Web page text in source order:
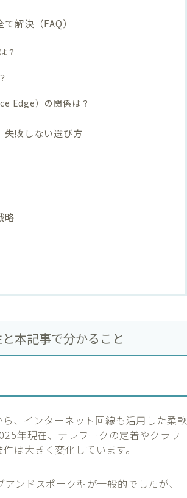
解決（FAQ）
？
Edge）の関係は？
失敗しない選び方
略
本記事で分かること
、インターネット回線も活用した柔軟
年現在、テレワークの定着やクラウ
は大きく変化しています。
ンドスポーク型が一般的でしたが、